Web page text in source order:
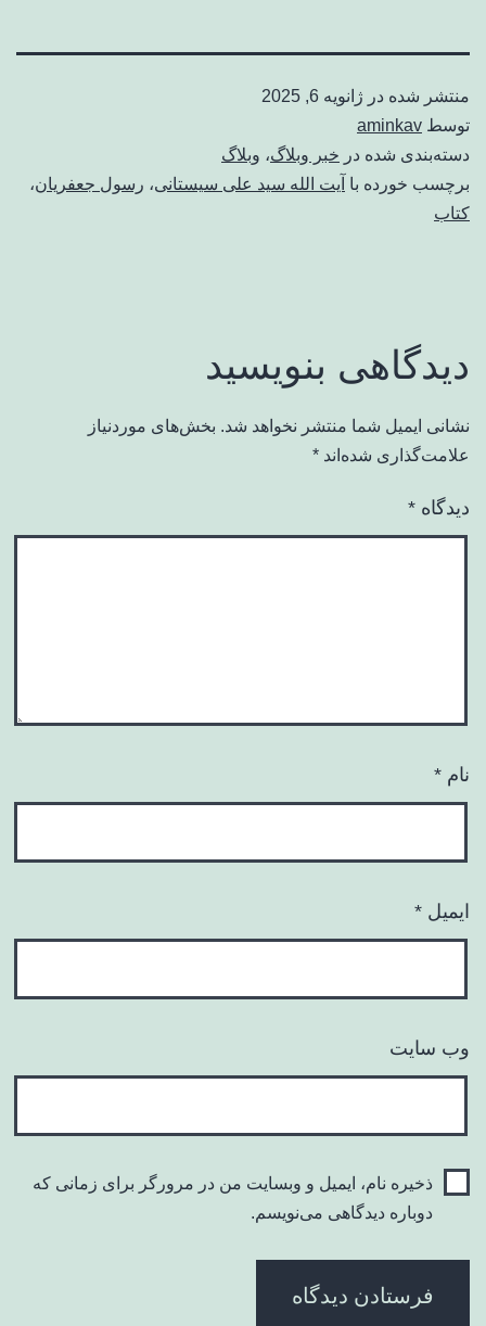
منتشر شده در ژانویه 6, 2025
توسط aminkav
دسته‌بندی شده در خبر وبلاگ، وبلاگ
برچسب خورده با آیت الله سید علی سیستانی، رسول جعفریان،
کتاب
دیدگاهی بنویسید
نشانی ایمیل شما منتشر نخواهد شد. بخش‌های موردنیاز
علامت‌گذاری شده‌اند *
دیدگاه *
نام *
ایمیل *
وب‌ سایت
ذخیره نام، ایمیل و وبسایت من در مرورگر برای زمانی که
دوباره دیدگاهی می‌نویسم.